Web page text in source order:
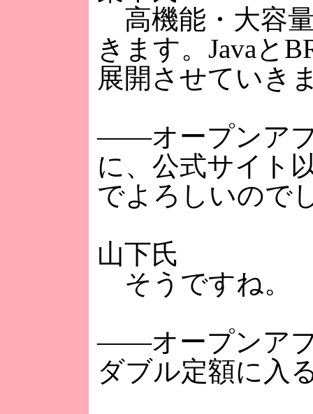
高機能・大容
きます。Javaと
展開させていき
――オープンアプ
に、公式サイト
でよろしいので
山下氏
そうですね。
――オープンアプ
ダブル定額に入